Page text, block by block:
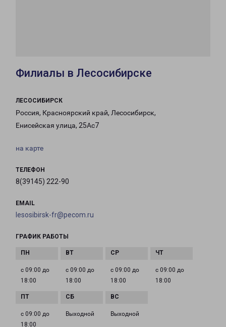
Филиалы в Лесосибирске
ЛЕСОСИБИРСК
Россия, Красноярский край, Лесосибирск,
Енисейская улица, 25Ас7
на карте
ТЕЛЕФОН
8(39145) 222-90
EMAIL
lesosibirsk-fr@pecom.ru
ГРАФИК РАБОТЫ
с 09:00 до
18:00
с 09:00 до
18:00
с 09:00 до
18:00
с 09:00 до
18:00
с 09:00 до
18:00
Выходной Выходной